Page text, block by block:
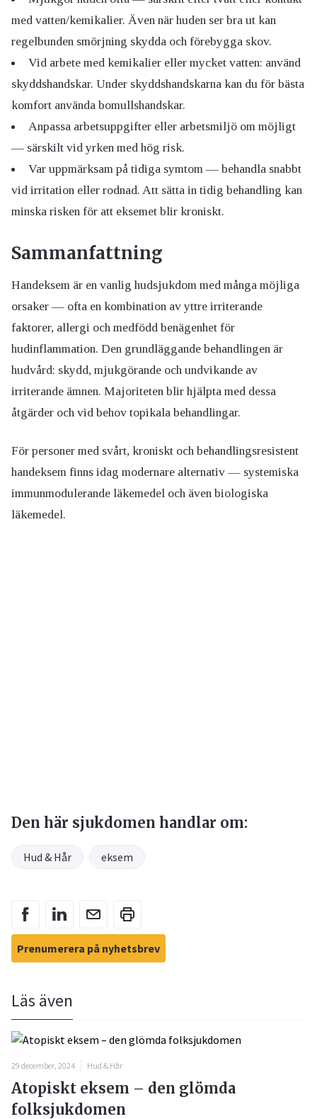
med vatten/kemikalier. Även när huden ser bra ut kan
regelbunden smörjning skydda och förebygga skov.
Vid arbete med kemikalier eller mycket vatten: använd
skyddshandskar. Under skyddshandskarna kan du för bästa
komfort använda bomullshandskar.
Anpassa arbetsuppgifter eller arbetsmiljö om möjligt
— särskilt vid yrken med hög risk.
Var uppmärksam på tidiga symtom — behandla snabbt
vid irritation eller rodnad. Att sätta in tidig behandling kan
minska risken för att eksemet blir kroniskt.
Sammanfattning
Handeksem är en vanlig hudsjukdom med många möjliga
orsaker — ofta en kombination av yttre irriterande
faktorer, allergi och medfödd benägenhet för
hudinflammation. Den grundläggande behandlingen är
hudvård: skydd, mjukgörande och undvikande av
irriterande ämnen. Majoriteten blir hjälpta med dessa
åtgärder och vid behov topikala behandlingar.
För personer med svårt, kroniskt och behandlingsresistent
handeksem finns idag modernare alternativ — systemiska
immunmodulerande läkemedel och även biologiska
läkemedel.
Den här sjukdomen handlar om:
Hud & Hår eksem
Prenumerera på nyhetsbrev
Läs även
29 december, 2024 Hud & Hår
Atopiskt eksem – den glömda
folksjukdomen